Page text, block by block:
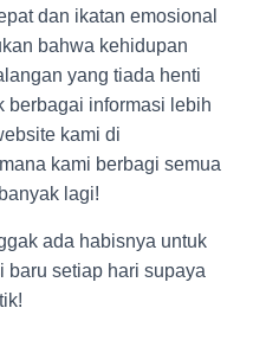
dan ikatan emosional
bahwa kehidupan
yang tiada henti
berbagai informasi lebih
kami di
kami berbagi semua
lagi!
ada habisnya untuk
baru setiap hari supaya